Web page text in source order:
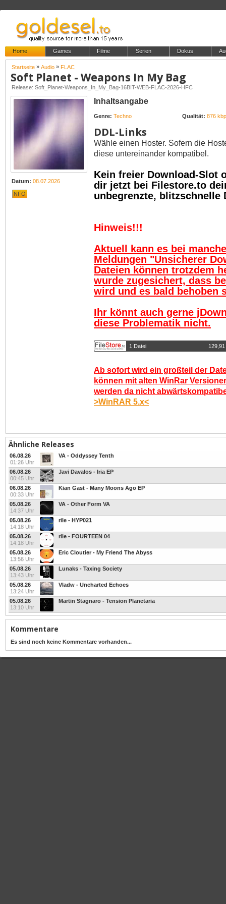
Home Games Filme Serien Dokus
Startseite » Audio » FLAC
Soft Planet - Weapons In My Bag
Release: Soft_Planet-Weapons_In_My_Bag-16BIT-WEB-FLAC-2026-HFC
Datum: 08.07.2026
NFO
Inhaltsangabe
Genre: Techno Qualität: 876
DDL-Links
Wähle einen Hoster. Sofern die
diese untereinander kompatibel.
Kein freier Download-Slot
dir jetzt bei Filestore.to
unbegrenzte, blitzschnelle
Hinweis!!!
Aktuell kann es bei
Meldungen "Unsicherer
Dateien können trotzdem
wurde zugesichert, dass
wird und es bald behoben
Ihr könnt auch gerne
diese Problematik nicht.
1 Datei
Ab sofort wird ein großteil der
können mit alten WinRar
werden da nicht
>WinRAR 5.x<
Ähnliche Releases
06.08.26
01:26 Uhr
VA - Oddyssey Tenth
06.08.26
00:45 Uhr
Javi Davalos - Iria EP
06.08.26
00:33 Uhr
Kian Gast - Many Moons Ago EP
05.08.26
14:37 Uhr
VA - Other Form VA
05.08.26
14:18 Uhr
rile - HYP021
05.08.26
14:18 Uhr
rile - FOURTEEN 04
05.08.26
13:56 Uhr
Eric Cloutier - My Friend The Abyss
05.08.26
13:43 Uhr
Lunaks - Taxing Society
05.08.26
13:24 Uhr
Vladw - Uncharted Echoes
05.08.26
13:10 Uhr
Martin Stagnaro - Tension Planetaria
Kommentare
Es sind noch keine Kommentare vorhanden...